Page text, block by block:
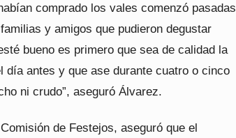
comprado los vales comenzó pasadas
y amigos que pudieron degustar
bueno es primero que sea de calidad la
día antes y que ase durante cuatro o cinco
ni crudo”, aseguró Álvarez.
de Festejos, aseguró que el